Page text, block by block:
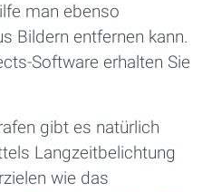
man ebenso
Bildern entfernen kann.
Software erhalten Sie
gibt es natürlich
Langzeitbelichtung
wie das